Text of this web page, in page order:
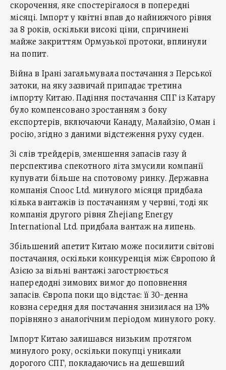
скорочення, яке спостерігалося в попередні
місяці. Імпорт у квітні впав до найнижчого рівня
за 8 років, оскільки високі ціни, спричинені
майже закриттям Ормузької протоки, вплинули
на попит.
Війна в Ірані загальмувала постачання з Перської
затоки, на яку зазвичай припадає третина
імпорту Китаю. Падіння постачання СПГ із Катару
було компенсовано зростанням з боку
експортерів, включаючи Канаду, Малайзію, Оман і
росію, згідно з даними відстеження руху суден.
Зі слів трейдерів, зменшення запасів газу й
перспектива спекотного літа змусили компанії
купувати більше на спотовому ринку. Державна
компанія Cnooc Ltd. минулого місяця придбала
кілька вантажів із постачанням у червні, тоді як
компанія другого рівня Zhejiang Energy
International Ltd. придбала вантаж на липень.
Збільшений апетит Китаю може посилити світові
постачання, оскільки конкуренція між Європою й
Азією за вільні вантажі загострюється
напередодні зимових вимог до поповнення
запасів. Європа поки що відстає: її 30-денна
ковзна середня для постачання знизилася на 13%
порівняно з аналогічним періодом минулого року.
Імпорт Китаю залишався низьким протягом
минулого року, оскільки покупці уникали
дорогого СПГ, покладаючись на дешевший